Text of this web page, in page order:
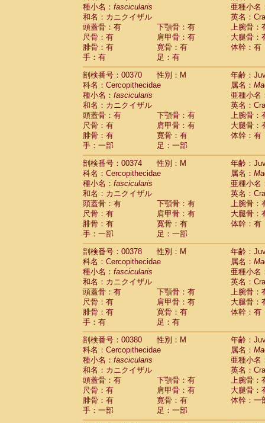
種小名： fascicularis
亜種小名
和名：カニクイザル
英名：
頭蓋骨：有
下顎骨：有
上腕骨：
尺骨：有
肩甲骨：有
大腿骨：
腓骨：有
寛骨：有
体幹：有
手：有
足：有
剖検番号：00370
性別：M
年齢：
科名：Cercopithecidae
属名：
種小名： fascicularis
亜種小名
和名：カニクイザル
英名：
頭蓋骨：有
下顎骨：有
上腕骨：
尺骨：有
肩甲骨：有
大腿骨：
腓骨：有
寛骨：有
体幹：有
手：一部
足：一部
剖検番号：00374
性別：M
年齢：
科名：Cercopithecidae
属名：
種小名： fascicularis
亜種小名
和名：カニクイザル
英名：
頭蓋骨：有
下顎骨：有
上腕骨：
尺骨：有
肩甲骨：有
大腿骨：
腓骨：有
寛骨：有
体幹：有
手：一部
足：一部
剖検番号：00378
性別：M
年齢：
科名：Cercopithecidae
属名：
種小名： fascicularis
亜種小名
和名：カニクイザル
英名：
頭蓋骨：有
下顎骨：有
上腕骨：
尺骨：有
肩甲骨：有
大腿骨：
腓骨：有
寛骨：有
体幹：有
手：有
足：有
剖検番号：00380
性別：M
年齢：
科名：Cercopithecidae
属名：
種小名： fascicularis
亜種小名
和名：カニクイザル
英名：
頭蓋骨：有
下顎骨：有
上腕骨：
尺骨：有
肩甲骨：有
大腿骨：
腓骨：有
寛骨：有
体幹：一
手：一部
足：一部